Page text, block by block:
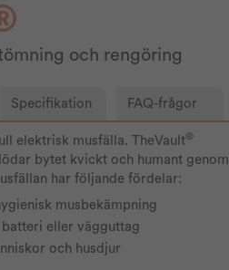
och rengöring
Specifikation FAQ-frågor
elektrisk musfälla. TheVault®
bytet kvickt och humant genom
har följande fördelar:
musbekämpning
batteri eller vägguttag
och husdjur